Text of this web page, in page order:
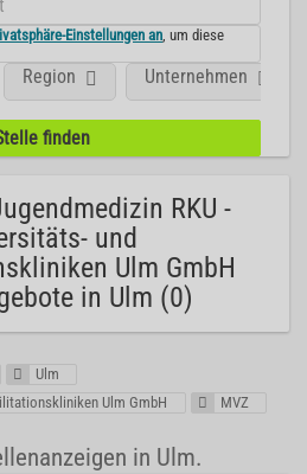
Einstellungen an , um diese
Region Unternehmen
RKU -
und
Ulm GmbH
in Ulm (0)
Ulm
Ulm GmbH
MVZ
in Ulm.